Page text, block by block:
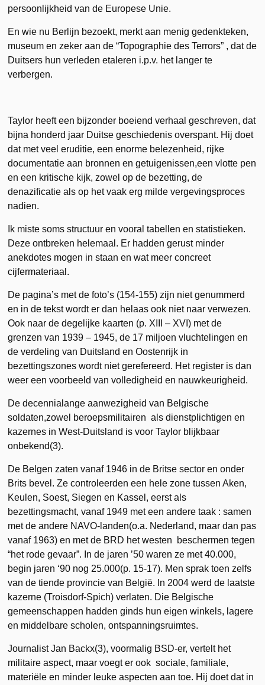
persoonlijkheid van de Europese Unie.
En wie nu Berlijn bezoekt, merkt aan menig gedenkteken,
museum en zeker aan de “Topographie des Terrors” , dat de
Duitsers hun verleden etaleren i.p.v. het langer te
verbergen.
Taylor heeft een bijzonder boeiend verhaal geschreven, dat
bijna honderd jaar Duitse geschiedenis overspant. Hij doet
dat met veel eruditie, een enorme belezenheid, rijke
documentatie aan bronnen en getuigenissen,een vlotte pen
en een kritische kijk, zowel op de bezetting, de
denazificatie als op het vaak erg milde vergevingsproces
nadien.
Ik miste soms structuur en vooral tabellen en statistieken.
Deze ontbreken helemaal. Er hadden gerust minder
anekdotes mogen in staan en wat meer concreet
cijfermateriaal.
De pagina’s met de foto’s (154-155) zijn niet genummerd
en in de tekst wordt er dan helaas ook niet naar verwezen.
Ook naar de degelijke kaarten (p. XIII – XVI) met de
grenzen van 1939 – 1945, de 17 miljoen vluchtelingen en
de verdeling van Duitsland en Oostenrijk in
bezettingszones wordt niet gerefereerd. Het register is dan
weer een voorbeeld van volledigheid en nauwkeurigheid.
De decennialange aanwezigheid van Belgische
soldaten,zowel beroepsmilitairen als dienstplichtigen en
kazernes in West-Duitsland is voor Taylor blijkbaar
onbekend(3).
De Belgen zaten vanaf 1946 in de Britse sector en onder
Brits bevel. Ze controleerden een hele zone tussen Aken,
Keulen, Soest, Siegen en Kassel, eerst als
bezettingsmacht, vanaf 1949 met een andere taak : samen
met de andere NAVO-landen(o.a. Nederland, maar dan pas
vanaf 1963) en met de BRD het westen beschermen tegen
“het rode gevaar”. In de jaren ’50 waren ze met 40.000,
begin jaren ‘90 nog 25.000(p. 15-17). Men sprak toen zelfs
van de tiende provincie van België. In 2004 werd de laatste
kazerne (Troisdorf-Spich) verlaten. Die Belgische
gemeenschappen hadden ginds hun eigen winkels, lagere
en middelbare scholen, ontspanningsruimtes.
Journalist Jan Backx(3), voormalig BSD-er, vertelt het
militaire aspect, maar voegt er ook sociale, familiale,
materiële en minder leuke aspecten aan toe. Hij doet dat in